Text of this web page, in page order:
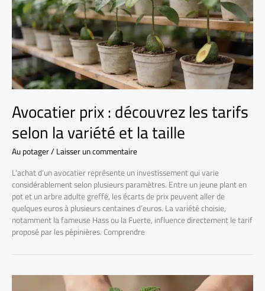
Avocatier prix : découvrez les tarifs
selon la variété et la taille
Au potager/Laisser un commentaire
L’achat d’un avocatier représente un investissement qui varie
considérablement selon plusieurs paramètres. Entre un jeune plant en
pot et un arbre adulte greffé, les écarts de prix peuvent aller de
quelques euros à plusieurs centaines d’euros. La variété choisie,
notamment la fameuse Hass ou la Fuerte, influence directement le tarif
proposé par les pépinières. Comprendre